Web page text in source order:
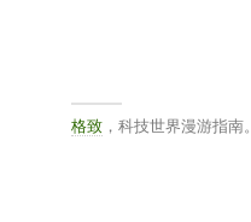
格致，科技世界漫游指南。